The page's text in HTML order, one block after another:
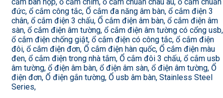
đức, ổ cắm công tắc, Ổ cắm đa năng âm bàn, ổ cắm điện 3
chân, ổ cắm điện 3 chấu, Ổ cắm điện âm bàn, ổ cắm điện âm
sàn, ổ cắm điện âm tường, ổ cắm điện âm tường có cổng usb,
ổ cắm điện chống giật, ổ cắm điện có công tắc, ổ cắm điện
đôi, ổ cắm điện đơn, Ổ cắm điện hàn quốc, Ổ cắm điện màu
đen, ổ cắm điện trong nhà tắm, Ổ cắm đôi 3 chấu, ổ cắm usb
âm tường, ổ điện âm bàn, ổ điện âm sàn, ổ điện âm tường, Ổ
điện đơn, Ổ điện gắn tường, Ổ usb âm bàn, Stainless Steel
Series,